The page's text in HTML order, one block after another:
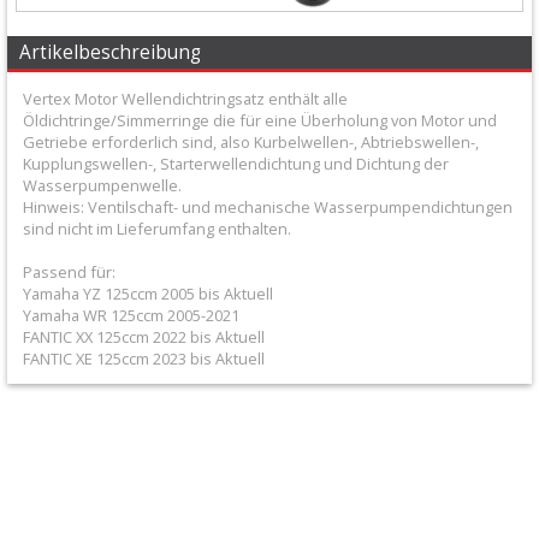
Filter
&
Schmierstoffe
Hebel
/
Armaturen
Kühlung
Artikelbeschreibung
Vertex Motor Wellendichtringsatz enthält alle
Öldichtringe/Simmerringe die für eine Überholung von Motor und
Getriebe erforderlich sind, also Kurbelwellen-, Abtriebswellen-,
Kupplungswellen-, Starterwellendichtung und Dichtung der
Wasserpumpenwelle.
Hinweis: Ventilschaft- und mechanische Wasserpumpendichtungen
sind nicht im Lieferumfang enthalten.
Passend für:
Yamaha YZ 125ccm 2005 bis Aktuell
Yamaha WR 125ccm 2005-2021
FANTIC XX 125ccm 2022 bis Aktuell
FANTIC XE 125ccm 2023 bis Aktuell